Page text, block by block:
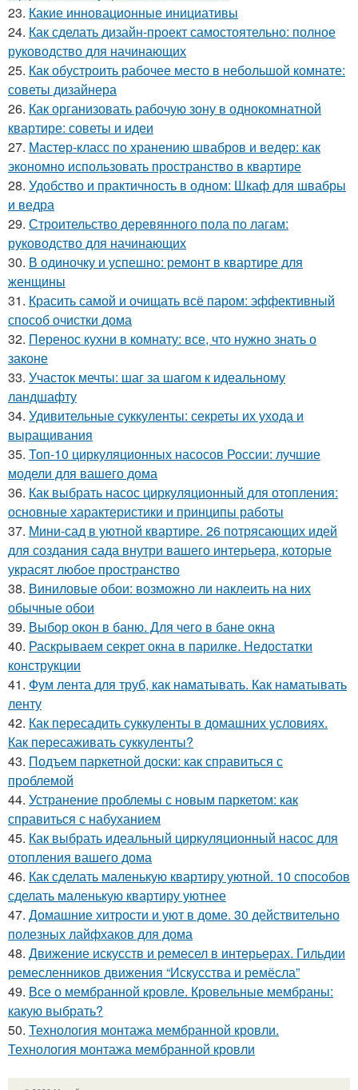
23. Какие инновационные инициативы
24. Как сделать дизайн-проект самостоятельно: полное
руководство для начинающих
25. Как обустроить рабочее место в небольшой комнате:
советы дизайнера
26. Как организовать рабочую зону в однокомнатной
квартире: советы и идеи
27. Мастер-класс по хранению швабров и ведер: как
экономно использовать пространство в квартире
28. Удобство и практичность в одном: Шкаф для швабры
и ведра
29. Строительство деревянного пола по лагам:
руководство для начинающих
30. В одиночку и успешно: ремонт в квартире для
женщины
31. Красить самой и очищать всё паром: эффективный
способ очистки дома
32. Перенос кухни в комнату: все, что нужно знать о
законе
33. Участок мечты: шаг за шагом к идеальному
ландшафту
34. Удивительные суккуленты: секреты их ухода и
выращивания
35. Топ-10 циркуляционных насосов России: лучшие
модели для вашего дома
36. Как выбрать насос циркуляционный для отопления:
основные характеристики и принципы работы
37. Мини-сад в уютной квартире. 26 потрясающих идей
для создания сада внутри вашего интерьера, которые
украсят любое пространство
38. Виниловые обои: возможно ли наклеить на них
обычные обои
39. Выбор окон в баню. Для чего в бане окна
40. Раскрываем секрет окна в парилке. Недостатки
конструкции
41. Фум лента для труб, как наматывать. Как наматывать
ленту
42. Как пересадить суккуленты в домашних условиях.
Как пересаживать суккуленты?
43. Подъем паркетной доски: как справиться с
проблемой
44. Устранение проблемы с новым паркетом: как
справиться с набуханием
45. Как выбрать идеальный циркуляционный насос для
отопления вашего дома
46. Как сделать маленькую квартиру уютной. 10 способов
сделать маленькую квартиру уютнее
47. Домашние хитрости и уют в доме. 30 действительно
полезных лайфхаков для дома
48. Движение искусств и ремесел в интерьерах. Гильдии
ремесленников движения “Искусства и ремёсла”
49. Все о мембранной кровле. Кровельные мембраны:
какую выбрать?
50. Технология монтажа мембранной кровли.
Технология монтажа мембранной кровли